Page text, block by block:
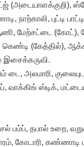
(அடையாளக்குறி),
நாற்காலி, புட்டி
மேற்சட்டை (கோட்),
(கேத்தில்),
டை, அலமாரி,
வாக்கிங் ஸ்டிக்,
பம்ப், தபால் உறை,
கோடாரி,